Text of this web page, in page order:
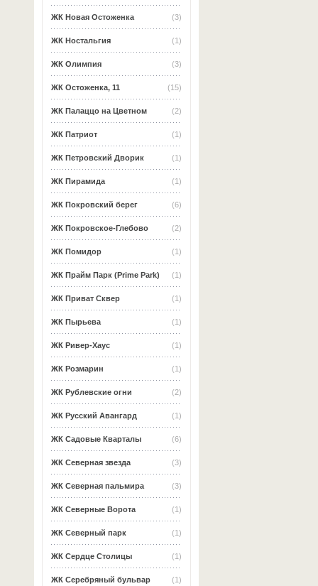
(3)
ЖК Новая Остоженка
(1)
ЖК Ностальгия
(3)
ЖК Олимпия
(15)
ЖК Остоженка, 11
(2)
ЖК Палаццо на Цветном
(1)
ЖК Патриот
(1)
ЖК Петровский Дворик
(1)
ЖК Пирамида
(6)
ЖК Покровский берег
(2)
ЖК Покровское-Глебово
(1)
ЖК Помидор
(1)
ЖК Прайм Парк (Prime Park)
(1)
ЖК Приват Сквер
(1)
ЖК Пырьева
(1)
ЖК Ривер-Хаус
(1)
ЖК Розмарин
(2)
ЖК Рублевские огни
(1)
ЖК Русский Авангард
(6)
ЖК Садовые Кварталы
(3)
ЖК Северная звезда
(3)
ЖК Северная пальмира
(1)
ЖК Северные Ворота
(1)
ЖК Северный парк
(1)
ЖК Сердце Столицы
(1)
ЖК Серебряный бульвар